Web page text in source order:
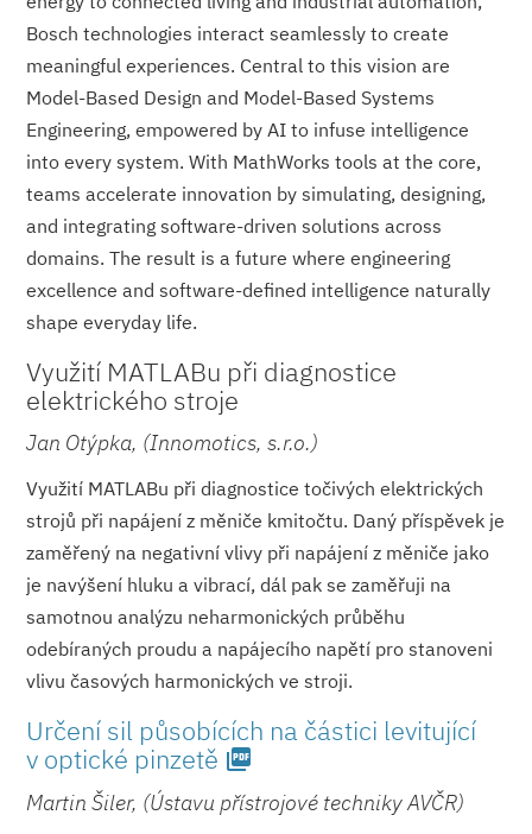
Bosch technologies interact seamlessly to create
meaningful experiences. Central to this vision are
Model-Based Design and Model-Based Systems
Engineering, empowered by AI to infuse intelligence
into every system. With MathWorks tools at the core,
teams accelerate innovation by simulating, designing,
and integrating software-driven solutions across
domains. The result is a future where engineering
excellence and software-defined intelligence naturally
shape everyday life.
Využití MATLABu při diagnostice
elektrického stroje
Jan Otýpka, (Innomotics, s.r.o.)
Využití MATLABu při diagnostice točivých elektrických
strojů při napájení z měniče kmitočtu. Daný příspěvek je
zaměřený na negativní vlivy při napájení z měniče jako
je navýšení hluku a vibrací, dál pak se zaměřuji na
samotnou analýzu neharmonických průběhu
odebíraných proudu a napájecího napětí pro stanoveni
vlivu časových harmonických ve stroji.
Určení sil působících na částici levitující
v optické pinzetě picture_as_pdf
Martin Šiler, (Ústavu přístrojové techniky AVČR)